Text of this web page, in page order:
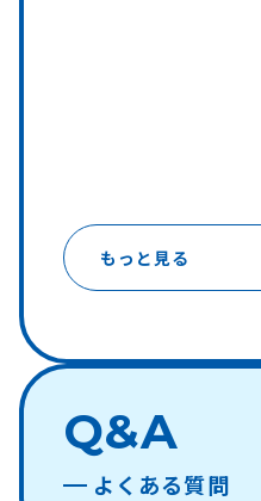
もっと見る
Q&A
よくある質問